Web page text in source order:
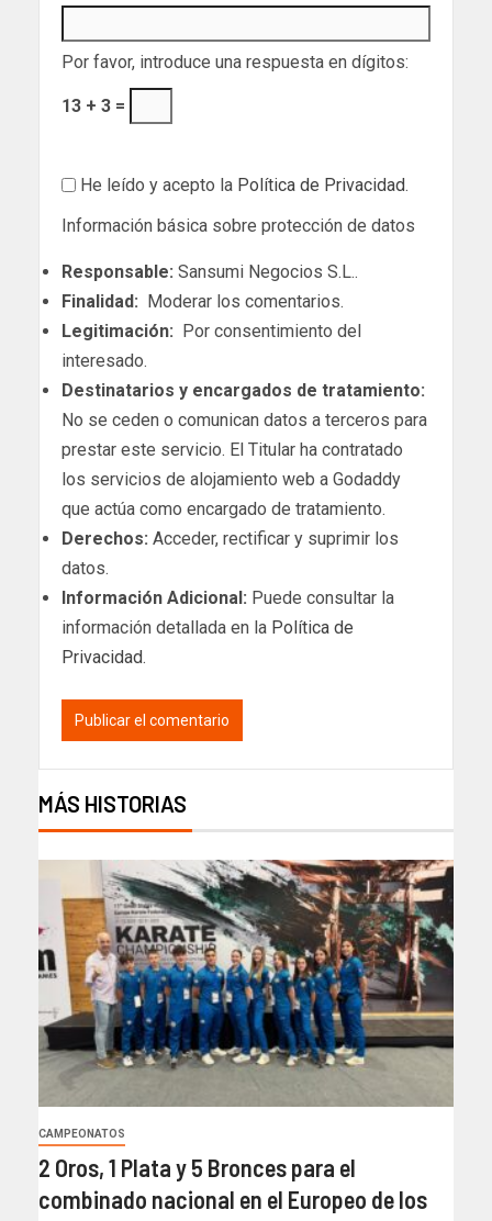
Por favor, introduce una respuesta en dígitos:
13 + 3 =
He leído y acepto la Política de Privacidad.
Información básica sobre protección de datos
Responsable: Sansumi Negocios S.L..
Finalidad: Moderar los comentarios.
Legitimación: Por consentimiento del
interesado.
Destinatarios y encargados de tratamiento:
No se ceden o comunican datos a terceros para
prestar este servicio. El Titular ha contratado
los servicios de alojamiento web a Godaddy
que actúa como encargado de tratamiento.
Derechos: Acceder, rectificar y suprimir los
datos.
Información Adicional: Puede consultar la
información detallada en la Política de
Privacidad.
MÁS HISTORIAS
CAMPEONATOS
2 Oros, 1 Plata y 5 Bronces para el
combinado nacional en el Europeo de los